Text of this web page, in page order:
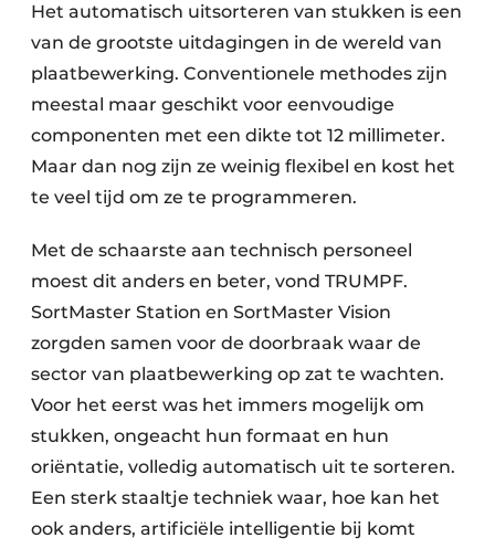
Het automatisch uitsorteren van stukken is een
van de grootste uitdagingen in de wereld van
plaatbewerking. Conventionele methodes zijn
meestal maar geschikt voor eenvoudige
componenten met een dikte tot 12 millimeter.
Maar dan nog zijn ze weinig flexibel en kost het
te veel tijd om ze te programmeren.
Met de schaarste aan technisch personeel
moest dit anders en beter, vond TRUMPF.
SortMaster Station en SortMaster Vision
zorgden samen voor de doorbraak waar de
sector van plaatbewerking op zat te wachten.
Voor het eerst was het immers mogelijk om
stukken, ongeacht hun formaat en hun
oriëntatie, volledig automatisch uit te sorteren.
Een sterk staaltje techniek waar, hoe kan het
ook anders, artificiële intelligentie bij komt